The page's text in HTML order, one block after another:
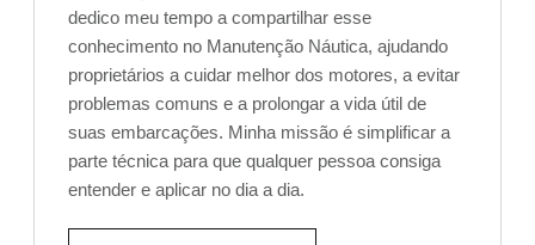
dedico meu tempo a compartilhar esse
conhecimento no Manutenção Náutica, ajudando
proprietários a cuidar melhor dos motores, a evitar
problemas comuns e a prolongar a vida útil de
suas embarcações. Minha missão é simplificar a
parte técnica para que qualquer pessoa consiga
entender e aplicar no dia a dia.